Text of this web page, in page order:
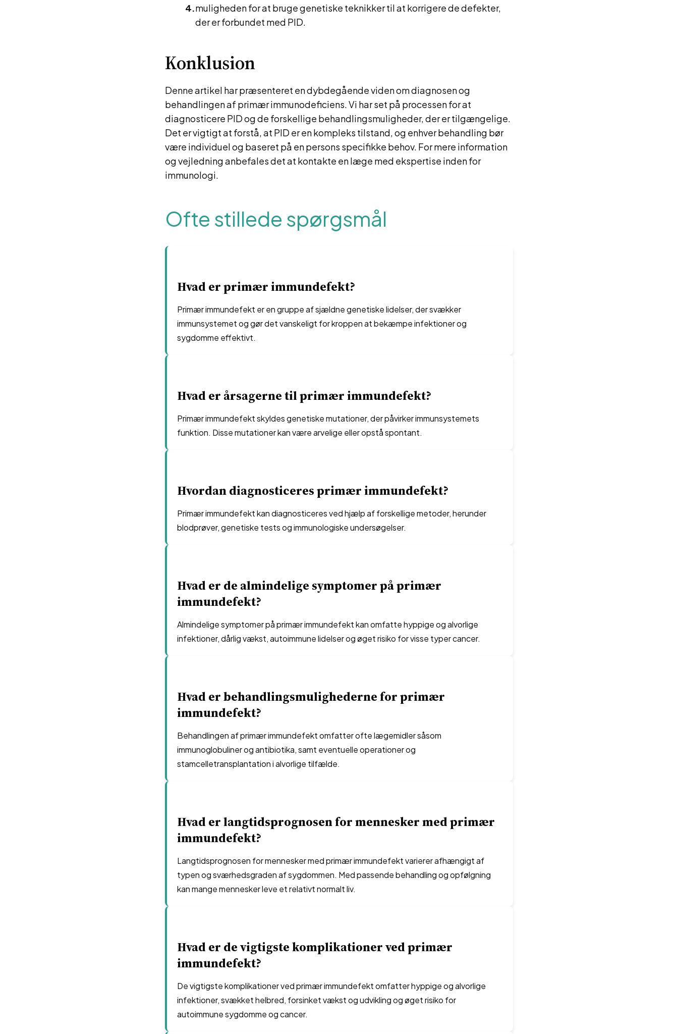
muligheden for at bruge genetiske teknikker til at korrigere de defekter,
der er forbundet med PID.
Konklusion
Denne artikel har præsenteret en dybdegående viden om diagnosen og
behandlingen af primær immunodeficiens. Vi har set på processen for at
diagnosticere PID og de forskellige behandlingsmuligheder, der er tilgængelige.
Det er vigtigt at forstå, at PID er en kompleks tilstand, og enhver behandling bør
være individuel og baseret på en persons specifikke behov. For mere information
og vejledning anbefales det at kontakte en læge med ekspertise inden for
immunologi.
Ofte stillede spørgsmål
Hvad er primær immundefekt?
Primær immundefekt er en gruppe af sjældne genetiske lidelser, der svækker
immunsystemet og gør det vanskeligt for kroppen at bekæmpe infektioner og
sygdomme effektivt.
Hvad er årsagerne til primær immundefekt?
Primær immundefekt skyldes genetiske mutationer, der påvirker immunsystemets
funktion. Disse mutationer kan være arvelige eller opstå spontant.
Hvordan diagnosticeres primær immundefekt?
Primær immundefekt kan diagnosticeres ved hjælp af forskellige metoder, herunder
blodprøver, genetiske tests og immunologiske undersøgelser.
Hvad er de almindelige symptomer på primær
immundefekt?
Almindelige symptomer på primær immundefekt kan omfatte hyppige og alvorlige
infektioner, dårlig vækst, autoimmune lidelser og øget risiko for visse typer cancer.
Hvad er behandlingsmulighederne for primær
immundefekt?
Behandlingen af primær immundefekt omfatter ofte lægemidler såsom
immunoglobuliner og antibiotika, samt eventuelle operationer og
stamcelletransplantation i alvorlige tilfælde.
Hvad er langtidsprognosen for mennesker med primær
immundefekt?
Langtidsprognosen for mennesker med primær immundefekt varierer afhængigt af
typen og sværhedsgraden af sygdommen. Med passende behandling og opfølgning
kan mange mennesker leve et relativt normalt liv.
Hvad er de vigtigste komplikationer ved primær
immundefekt?
De vigtigste komplikationer ved primær immundefekt omfatter hyppige og alvorlige
infektioner, svækket helbred, forsinket vækst og udvikling og øget risiko for
autoimmune sygdomme og cancer.